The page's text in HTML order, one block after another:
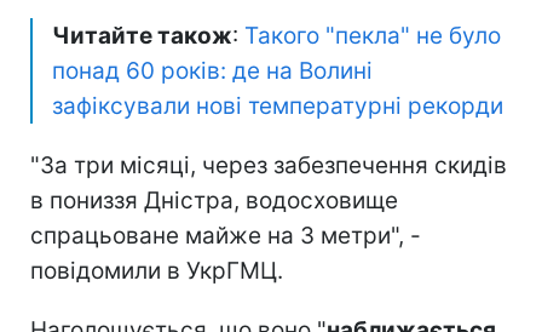
Читайте також: Такого "пекла" не було
понад 60 років: де на Волині
зафіксували нові температурні рекорди
"За три місяці, через забезпечення скидів
в пониззя Дністра, водосховище
спрацьоване майже на 3 метри", -
повідомили в УкрГМЦ.